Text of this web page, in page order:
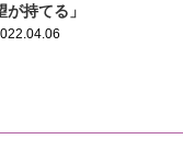
が持てる」